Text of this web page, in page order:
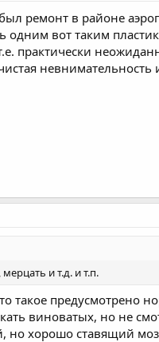
ремонт в районе
одним вот таким
практически
невнимательность
и т.д. и т.п.
такое предусмотрено
виноватых, но не
но хорошо ставящий